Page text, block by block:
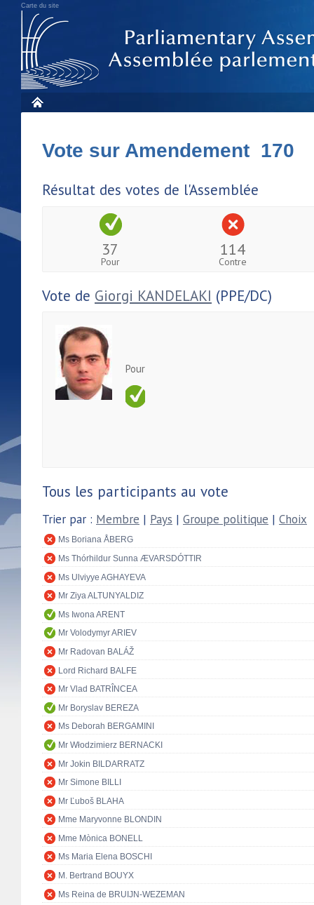
Carte du site
Vote sur Amendement 170
Résultat des votes de l'Assemblée
37
Pour
114
Contre
Vote de Giorgi KANDELAKI (PPE/DC)
Pour
Tous les participants au vote
Trier par : Membre | Pays | Groupe politique | Choix
Ms Boriana ÅBERG
Ms Thórhildur Sunna ÆVARSDÓTTIR
Ms Ulviyye AGHAYEVA
Mr Ziya ALTUNYALDIZ
Ms Iwona ARENT
Mr Volodymyr ARIEV
Mr Radovan BALÁŽ
Lord Richard BALFE
Mr Vlad BATRÎNCEA
Mr Boryslav BEREZA
Ms Deborah BERGAMINI
Mr Włodzimierz BERNACKI
Mr Jokin BILDARRATZ
Mr Simone BILLI
Mr Ľuboš BLAHA
Mme Maryvonne BLONDIN
Mme Mònica BONELL
Ms Maria Elena BOSCHI
M. Bertrand BOUYX
Ms Reina de BRUIJN-WEZEMAN